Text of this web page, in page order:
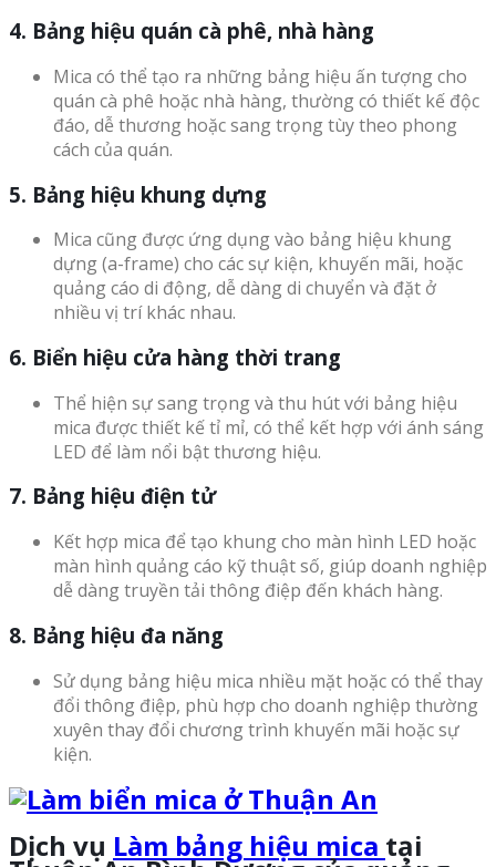
4. Bảng hiệu quán cà phê, nhà hàng
Mica có thể tạo ra những bảng hiệu ấn tượng cho
quán cà phê hoặc nhà hàng, thường có thiết kế độc
đáo, dễ thương hoặc sang trọng tùy theo phong
cách của quán.
5. Bảng hiệu khung dựng
Mica cũng được ứng dụng vào bảng hiệu khung
dựng (a-frame) cho các sự kiện, khuyến mãi, hoặc
quảng cáo di động, dễ dàng di chuyển và đặt ở
nhiều vị trí khác nhau.
6. Biển hiệu cửa hàng thời trang
Thể hiện sự sang trọng và thu hút với bảng hiệu
mica được thiết kế tỉ mỉ, có thể kết hợp với ánh sáng
LED để làm nổi bật thương hiệu.
7. Bảng hiệu điện tử
Kết hợp mica để tạo khung cho màn hình LED hoặc
màn hình quảng cáo kỹ thuật số, giúp doanh nghiệp
dễ dàng truyền tải thông điệp đến khách hàng.
8. Bảng hiệu đa năng
Sử dụng bảng hiệu mica nhiều mặt hoặc có thể thay
đổi thông điệp, phù hợp cho doanh nghiệp thường
xuyên thay đổi chương trình khuyến mãi hoặc sự
kiện.
Dịch vụ Làm bảng hiệu mica tại